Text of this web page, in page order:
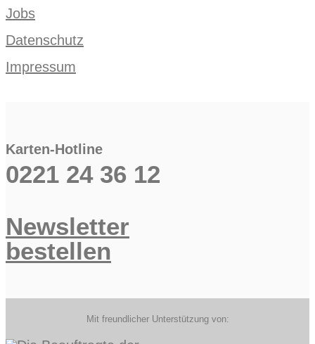
Jobs
Datenschutz
Impressum
Karten-Hotline
0221 24 36 12
Newsletter
bestellen
Mit freundlicher Unterstützung von: